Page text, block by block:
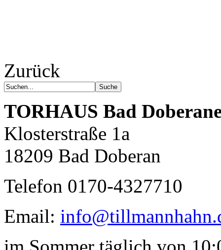
dem Neuen.
Austausch führt zur Inspiration. Neues
ist das Ergebnis ständigen Probierens.
Die Liste unserer Rezepte für jede
Geheimnisse, die
Zurück
TORHAUS Bad
Klosterstraße 1a
18209 Bad Doberan
Telefon 0170-4327710
Email: